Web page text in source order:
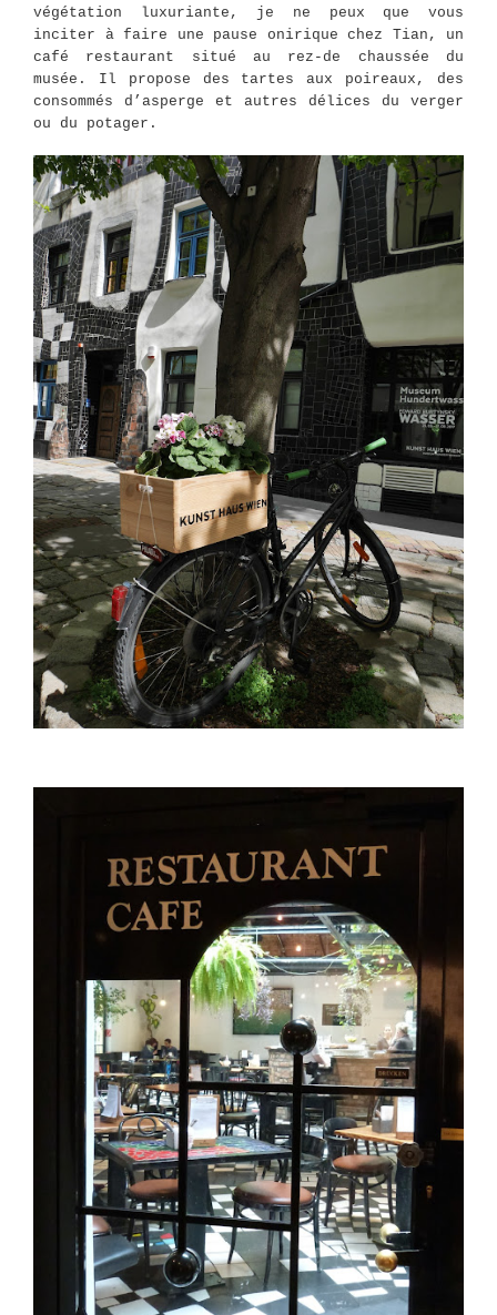
végétation luxuriante, je ne peux que vous
inciter à faire une pause onirique chez Tian, un
café restaurant situé au rez-de chaussée du
musée. Il propose des tartes aux poireaux, des
consommés d’asperge et autres délices du verger
ou du potager.